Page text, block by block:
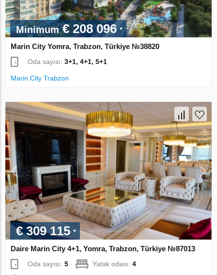
Minimum€ 208 096
Marin City Yomra, Trabzon, Türkiye №38820
Oda sayısı:3+1, 4+1, 5+1
Marin City Trabzon
€ 309 115
Daire Marin City 4+1, Yomra, Trabzon, Türkiye №87013
Oda sayısı:5 Yatak odası:4